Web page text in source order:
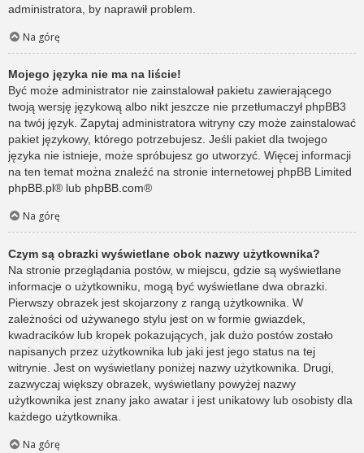
administratora, by naprawił problem.
Na górę
Mojego języka nie ma na liście!
Być może administrator nie zainstalował pakietu zawierającego
twoją wersję językową albo nikt jeszcze nie przetłumaczył phpBB3
na twój język. Zapytaj administratora witryny czy może zainstalować
pakiet językowy, którego potrzebujesz. Jeśli pakiet dla twojego
języka nie istnieje, może spróbujesz go utworzyć. Więcej informacji
na ten temat można znaleźć na stronie internetowej phpBB Limited
phpBB.pl® lub phpBB.com®
Na górę
Czym są obrazki wyświetlane obok nazwy użytkownika?
Na stronie przeglądania postów, w miejscu, gdzie są wyświetlane
informacje o użytkowniku, mogą być wyświetlane dwa obrazki.
Pierwszy obrazek jest skojarzony z rangą użytkownika. W
zależności od używanego stylu jest on w formie gwiazdek,
kwadracików lub kropek pokazujących, jak dużo postów zostało
napisanych przez użytkownika lub jaki jest jego status na tej
witrynie. Jest on wyświetlany poniżej nazwy użytkownika. Drugi,
zazwyczaj większy obrazek, wyświetlany powyżej nazwy
użytkownika jest znany jako awatar i jest unikatowy lub osobisty dla
każdego użytkownika.
Na górę